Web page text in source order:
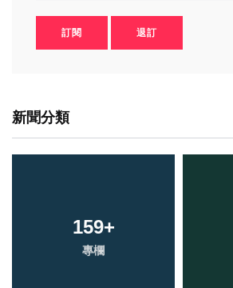
訂閱 退訂
新聞分類
159+
專欄